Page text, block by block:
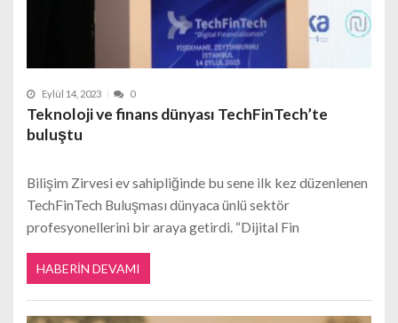
Eylül 14, 2023 0
Teknoloji ve finans dünyası TechFinTech’te
buluştu
Bilişim Zirvesi ev sahipliğinde bu sene ilk kez düzenlenen
TechFinTech Buluşması dünyaca ünlü sektör
profesyonellerini bir araya getirdi. “Dijital Fin
HABERIN DEVAMI